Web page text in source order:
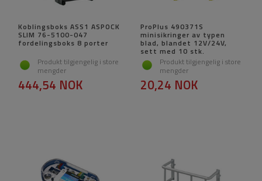
Koblingsboks ASS1 ASPOCK
SLIM 76-5100-047
fordelingsboks 8 porter
Produkt tilgjengelig i store
mengder
444,54 NOK
ProPlus 490371S
minisikringer av typen
blad, blandet 12V/24V,
sett med 10 stk.
Produkt tilgjengelig i store
mengder
20,24 NOK